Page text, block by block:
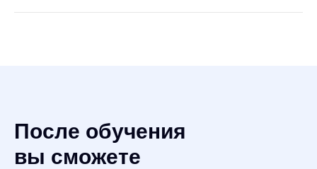
После обучения
вы сможете